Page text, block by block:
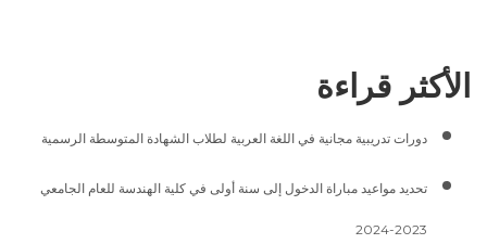
الأكثر قراءة
دورات تدريبية مجانية في اللغة العربية لطلاب الشهادة المتوسطة الرسمية
تحديد مواعيد مباراة الدخول إلى سنة أولى في كلية الهندسة للعام الجامعي
2023-2024